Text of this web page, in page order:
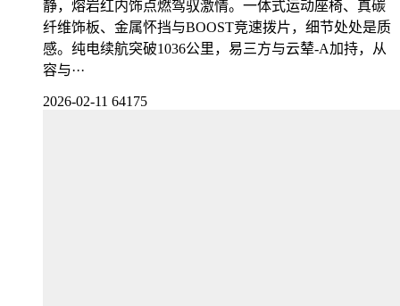
静，熔岩红内饰点燃驾驭激情。一体式运动座椅、真碳
纤维饰板、金属怀挡与BOOST竞速拨片，细节处处是质
感。纯电续航突破1036公里，易三方与云辇-A加持，从
容与···
2026-02-11 64175